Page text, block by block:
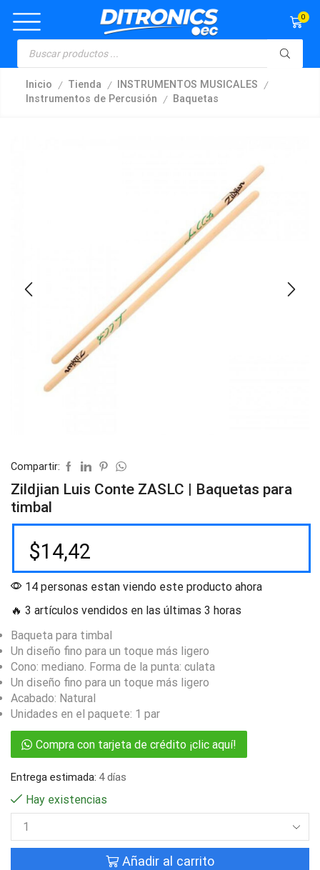
0
Inicio / Tienda / INSTRUMENTOS MUSICALES /
Instrumentos de Percusión / Baquetas
Compartir:
Zildjian Luis Conte ZASLC | Baquetas para
timbal
$14,42
14 personas estan viendo este producto ahora
🔥 3 artículos vendidos en las últimas 3 horas
Baqueta para timbal
Un diseño fino para un toque más ligero
Cono: mediano. Forma de la punta: culata
Un diseño fino para un toque más ligero
Acabado: Natural
Unidades en el paquete: 1 par
Compra con tarjeta de crédito ¡clic aquí!
Entrega estimada: 4 días
Hay existencias
Añadir al carrito